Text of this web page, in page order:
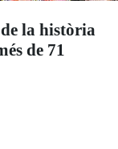
la història
de 71